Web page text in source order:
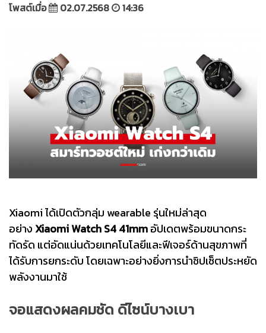
โพสต์เมื่อ 02.07.2568 14:36
Xiaomi ได้เปิดตัวกลุ่ม wearable รุ่นใหม่ล่าสุด
อย่างXiaomi Watch S4 41mmอัปเดตพร้อมขนาดกระ
ทัดรัด แต่อัดแน่นด้วยเทคโนโลยีและฟีเจอร์ด้านสุขภาพที่
ได้รับการยกระดับ โดยเฉพาะอย่างยิ่งการนำชิปเซ็ตประหยัด
พลังงานมาใช้
จอแสดงผลคมชัด ดีไซน์บางเบา